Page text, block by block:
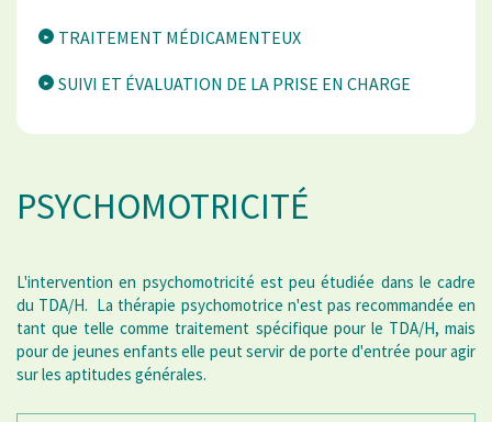
TRAITEMENT MÉDICAMENTEUX
SUIVI ET ÉVALUATION DE LA PRISE EN CHARGE
PSYCHOMOTRICITÉ
L'intervention en psychomotricité est peu étudiée dans le cadre
du TDA/H. La thérapie psychomotrice n'est pas recommandée en
tant que telle comme traitement spécifique pour le TDA/H, mais
pour de jeunes enfants elle peut servir de porte d'entrée pour agir
sur les aptitudes générales.